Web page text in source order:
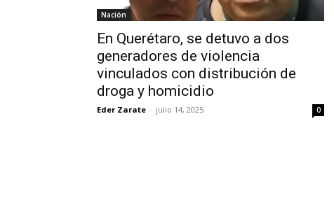
Nación
En Querétaro, se detuvo a dos
generadores de violencia
vinculados con distribución de
droga y homicidio
Eder Zarate - julio 14, 2025 0